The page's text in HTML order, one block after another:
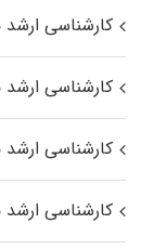
کارشناسی
کارشناسی
کارشناسی
کارشناسی